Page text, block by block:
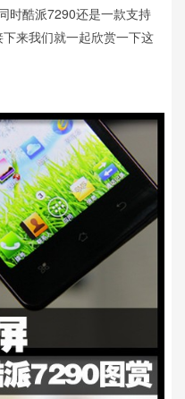
时酷派7290还是一款支持
下来我们就一起欣赏一下这